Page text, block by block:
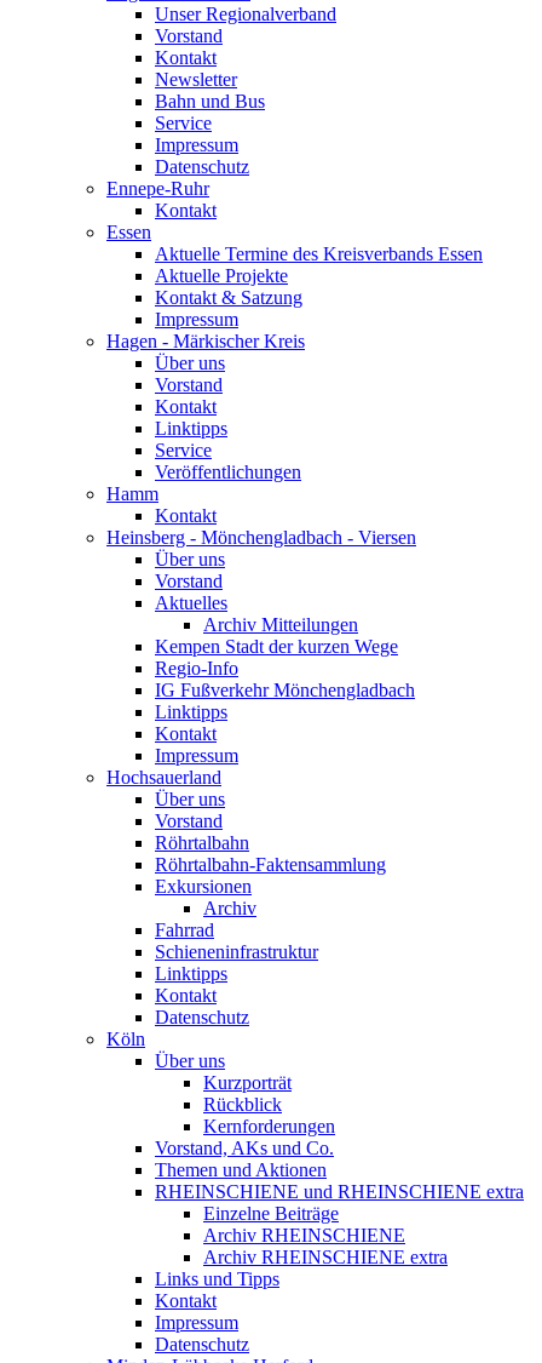
Unser Regionalverband
Vorstand
Kontakt
Newsletter
Bahn und Bus
Service
Impressum
Datenschutz
Ennepe-Ruhr
Kontakt
Essen
Aktuelle Termine des Kreisverbands Essen
Aktuelle Projekte
Kontakt & Satzung
Impressum
Hagen - Märkischer Kreis
Über uns
Vorstand
Kontakt
Linktipps
Service
Veröffentlichungen
Hamm
Kontakt
Heinsberg - Mönchengladbach - Viersen
Über uns
Vorstand
Aktuelles
Archiv Mitteilungen
Kempen Stadt der kurzen Wege
Regio-Info
IG Fußverkehr Mönchengladbach
Linktipps
Kontakt
Impressum
Hochsauerland
Über uns
Vorstand
Röhrtalbahn
Röhrtalbahn-Faktensammlung
Exkursionen
Archiv
Fahrrad
Schieneninfrastruktur
Linktipps
Kontakt
Datenschutz
Köln
Über uns
Kurzporträt
Rückblick
Kernforderungen
Vorstand, AKs und Co.
Themen und Aktionen
RHEINSCHIENE und RHEINSCHIENE extra
Einzelne Beiträge
Archiv RHEINSCHIENE
Archiv RHEINSCHIENE extra
Links und Tipps
Kontakt
Impressum
Datenschutz